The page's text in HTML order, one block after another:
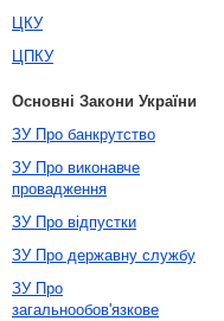
ЦКУ
ЦПКУ
Основні Закони України
ЗУ Про банкрутство
ЗУ Про виконавче
провадження
ЗУ Про відпустки
ЗУ Про державну службу
ЗУ Про
загальнообов'язкове